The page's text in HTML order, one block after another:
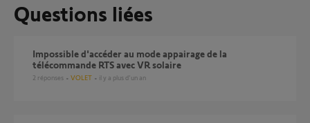
Questions liées
impossible d'accéder au mode appairage de la
télécommande RTS avec VR solaire
2 réponses VOLET il y a plus d'un an